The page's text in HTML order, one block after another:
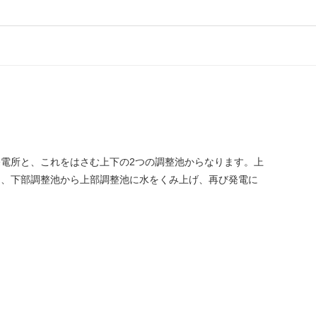
所と、これをはさむ上下の2つの調整池からなります。上
下部調整池から上部調整池に水をくみ上げ、再び発電に